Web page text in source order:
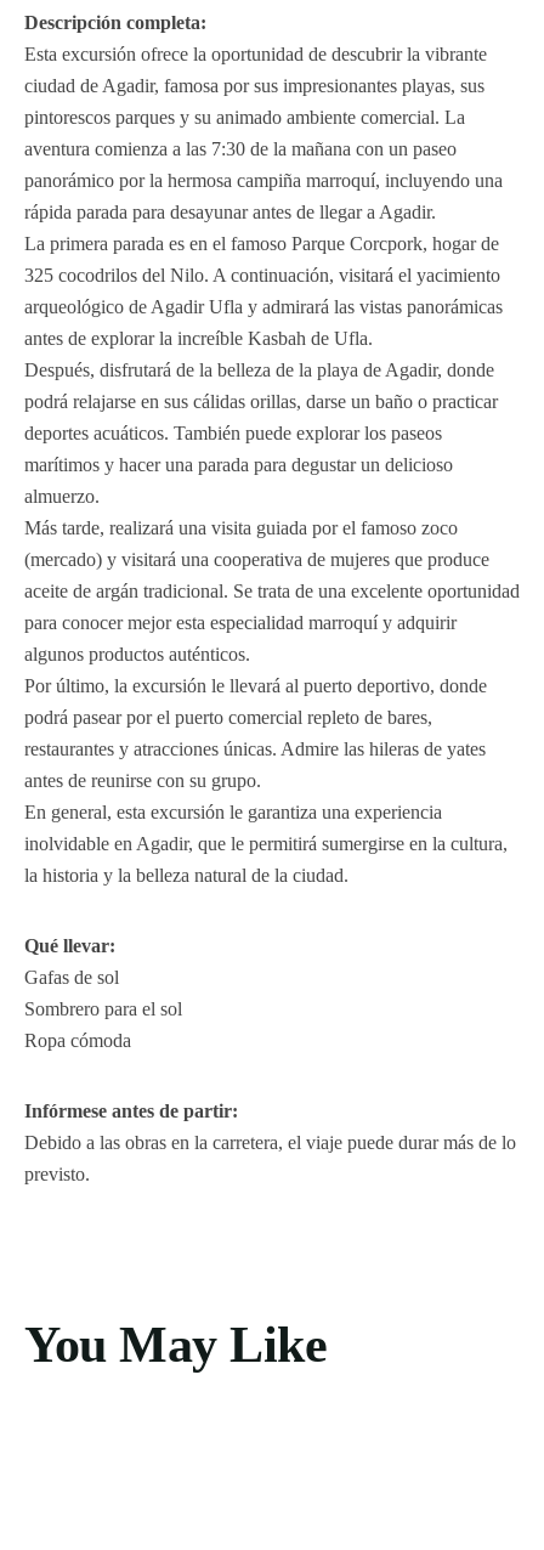
Descripción completa:
Esta excursión ofrece la oportunidad de descubrir la vibrante
ciudad de Agadir, famosa por sus impresionantes playas, sus
pintorescos parques y su animado ambiente comercial. La
aventura comienza a las 7:30 de la mañana con un paseo
panorámico por la hermosa campiña marroquí, incluyendo una
rápida parada para desayunar antes de llegar a Agadir.
La primera parada es en el famoso Parque Corcpork, hogar de
325 cocodrilos del Nilo. A continuación, visitará el yacimiento
arqueológico de Agadir Ufla y admirará las vistas panorámicas
antes de explorar la increíble Kasbah de Ufla.
Después, disfrutará de la belleza de la playa de Agadir, donde
podrá relajarse en sus cálidas orillas, darse un baño o practicar
deportes acuáticos. También puede explorar los paseos
marítimos y hacer una parada para degustar un delicioso
almuerzo.
Más tarde, realizará una visita guiada por el famoso zoco
(mercado) y visitará una cooperativa de mujeres que produce
aceite de argán tradicional. Se trata de una excelente oportunidad
para conocer mejor esta especialidad marroquí y adquirir
algunos productos auténticos.
Por último, la excursión le llevará al puerto deportivo, donde
podrá pasear por el puerto comercial repleto de bares,
restaurantes y atracciones únicas. Admire las hileras de yates
antes de reunirse con su grupo.
En general, esta excursión le garantiza una experiencia
inolvidable en Agadir, que le permitirá sumergirse en la cultura,
la historia y la belleza natural de la ciudad.
Qué llevar:
Gafas de sol
Sombrero para el sol
Ropa cómoda
Infórmese antes de partir:
Debido a las obras en la carretera, el viaje puede durar más de lo
previsto.
You May Like